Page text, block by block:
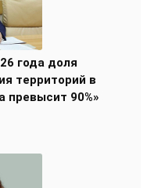
года доля
территорий в
90%»